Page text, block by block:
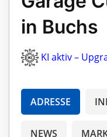
in Buchs
KI aktiv –
ADRESSE
NEWS